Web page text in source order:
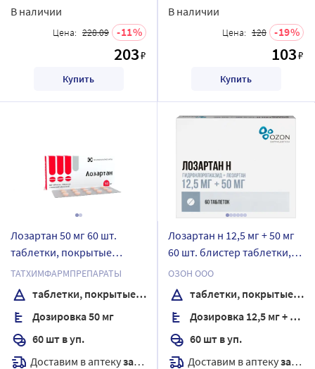
В наличии
Цена: 228.09 11
203₽
Купить
В наличии
Цена: 128 19
103₽
Купить
Лозартан 50 мг 60 шт.
таблетки, покрытые
пленочной оболочкой
ТАТХИМФАРМПРЕПАРАТЫ
таблетки, покрытые пленочной оболочкой
Дозировка 50 мг
60 шт в уп.
Доставим в аптекузавтра
Лозартан н 12,5 мг + 50 мг
60 шт. блистер таблетки,
покрытые пленочной
оболочкой
ОЗОН ООО
таблетки, покрытые пленочной оболочкой
Дозировка 12,5 мг + 50 мг
60 шт в уп.
Доставим в аптекузавтра